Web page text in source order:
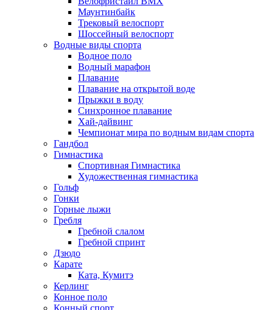
Маунтинбайк
Трековый велоспорт
Шоссейный велоспорт
Водные виды спорта
Водное поло
Водный марафон
Плавание
Плавание на открытой воде
Прыжки в воду
Синхронное плавание
Хай-дайвинг
Чемпионат мира по водным видам спорта
Гандбол
Гимнастика
Спортивная Гимнастика
Художественная гимнастика
Гольф
Гонки
Горные лыжи
Гребля
Гребной слалом
Гребной спринт
Дзюдо
Карате
Ката, Кумитэ
Керлинг
Конное поло